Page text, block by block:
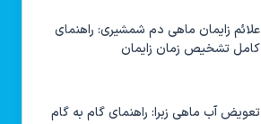
علائم زایمان ماهی دم شمشیری: راهنمای
کامل تشخیص زمان زایمان
تعویض آب ماهی زبرا: راهنمای گام به گام